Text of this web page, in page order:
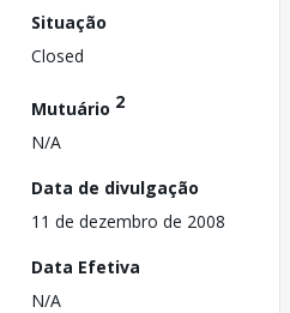
Situação
Closed
Mutuário 2
N/A
Data de divulgação
11 de dezembro de 2008
Data Efetiva
N/A